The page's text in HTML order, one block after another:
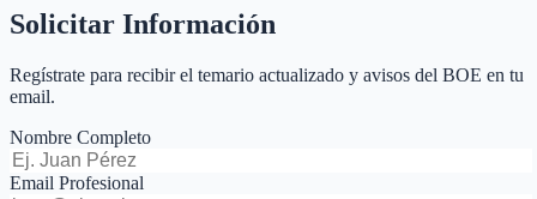
Solicitar Información
Regístrate para recibir el temario actualizado y avisos del BOE en tu
email.
Nombre Completo
Email Profesional